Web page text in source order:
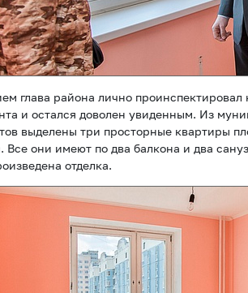
глава района лично
и остался доволен увиденным. Из
выделены три просторные квартиры
Все они имеют по два балкона и два
отделка.